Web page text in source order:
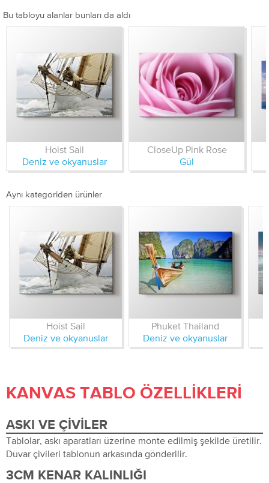
Bu tabloyu alanlar bunları da aldı
Hoist Sail
Deniz ve okyanuslar
CloseUp Pink Rose
Gül
Aynı kategoriden ürünler
Hoist Sail
Deniz ve okyanuslar
Phuket Thailand
Deniz ve okyanuslar
KANVAS TABLO ÖZELLIKLERI
ASKI VE ÇIVILER
Tablolar, askı aparatları üzerine monte edilmiş şekilde üretilir.
Duvar çivileri tablonun arkasında gönderilir.
3CM KENAR KALINLIĞI